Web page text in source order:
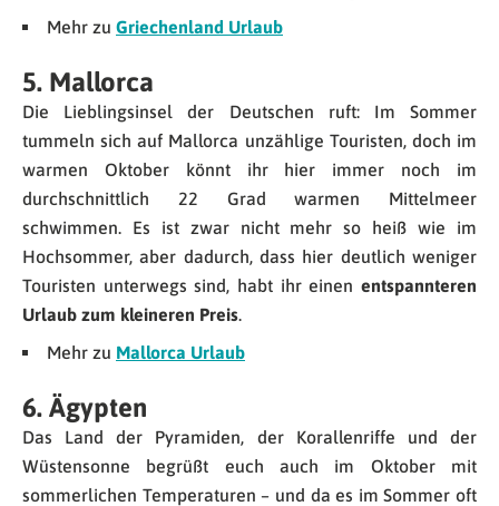
Mehr zu Griechenland Urlaub
5. Mallorca
Die Lieblingsinsel der Deutschen ruft: Im Sommer
tummeln sich auf Mallorca unzählige Touristen, doch im
warmen Oktober könnt ihr hier immer noch im
durchschnittlich 22 Grad warmen Mittelmeer
schwimmen. Es ist zwar nicht mehr so heiß wie im
Hochsommer, aber dadurch, dass hier deutlich weniger
Touristen unterwegs sind, habt ihr einen entspannteren
Urlaub zum kleineren Preis.
Mehr zu Mallorca Urlaub
6. Ägypten
Das Land der Pyramiden, der Korallenriffe und der
Wüstensonne begrüßt euch auch im Oktober mit
sommerlichen Temperaturen – und da es im Sommer oft